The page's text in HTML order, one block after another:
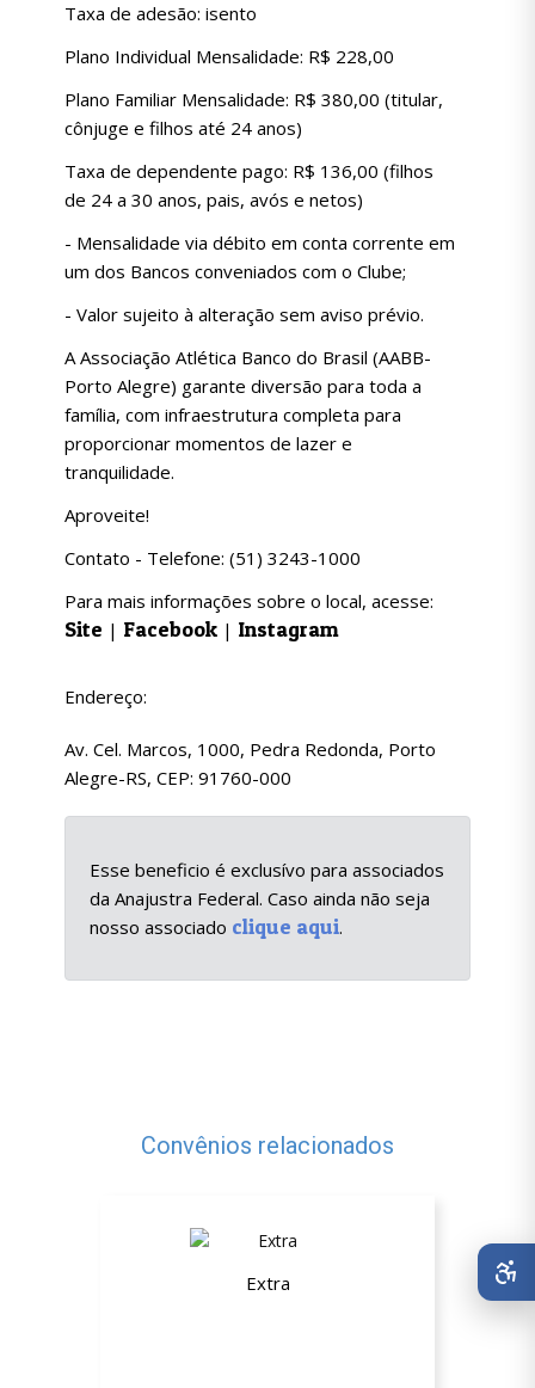
Taxa de adesão: isento
Plano Individual Mensalidade: R$ 228,00
Plano Familiar Mensalidade: R$ 380,00 (titular,
cônjuge e filhos até 24 anos)
Taxa de dependente pago: R$ 136,00 (filhos
de 24 a 30 anos, pais, avós e netos)
- Mensalidade via débito em conta corrente em
um dos Bancos conveniados com o Clube;
- Valor sujeito à alteração sem aviso prévio.
A Associação Atlética Banco do Brasil (AABB-
Porto Alegre) garante diversão para toda a
família, com infraestrutura completa para
proporcionar momentos de lazer e
tranquilidade.
Aproveite!
Contato - Telefone: (51) 3243-1000
Para mais informações sobre o local, acesse:
Site | Facebook | Instagram
Endereço:
Av. Cel. Marcos, 1000, Pedra Redonda, Porto
Alegre-RS, CEP: 91760-000
Esse beneficio é exclusívo para associados
da Anajustra Federal. Caso ainda não seja
nosso associado clique aqui.
Convênios relacionados
Extra